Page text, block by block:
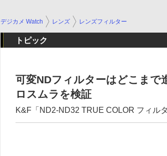
デジカメ Watch レンズ レンズフィルター
トピック
可変NDフィルターはどこまで
ロスムラを検証
K&F「ND2-ND32 TRUE COLOR フィル